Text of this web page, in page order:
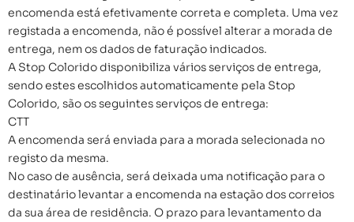
encomenda está efetivamente correta e completa. Uma vez
registada a encomenda, não é possível alterar a morada de
entrega, nem os dados de faturação indicados.
A Stop Colorido disponibiliza vários serviços de entrega,
sendo estes escolhidos automaticamente pela Stop
Colorido, são os seguintes serviços de entrega:
CTT
A encomenda será enviada para a morada selecionada no
registo da mesma.
No caso de ausência, será deixada uma notificação para o
destinatário levantar a encomenda na estação dos correios
da sua área de residência. O prazo para levantamento da